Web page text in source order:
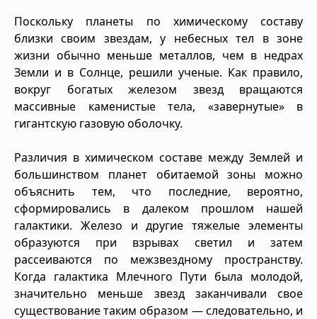
Поскольку планеты по химическому составу
близки своим звездам, у небесных тел в зоне
жизни обычно меньше металлов, чем в недрах
Земли и в Солнце, решили ученые. Как правило,
вокруг богатых железом звезд вращаются
массивные каменистые тела, «завернутые» в
гигантскую газовую оболочку.
Различия в химическом составе между Землей и
большинством планет обитаемой зоны можно
объяснить тем, что последние, вероятно,
сформировались в далеком прошлом нашей
галактики. Железо и другие тяжелые элементы
образуются при взрывах светил и затем
рассеиваются по межзвездному пространству.
Когда галактика Млечного Пути была молодой,
значительно меньше звезд заканчивали свое
существование таким образом — следовательно, и